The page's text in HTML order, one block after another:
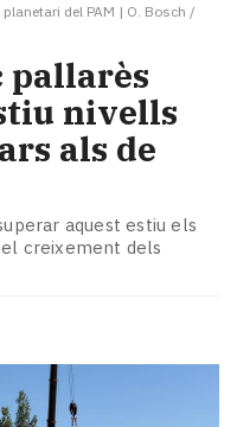
del PAM | O. Bosch /
pallarès
nivells
als de
aquest estiu els
creixement dels